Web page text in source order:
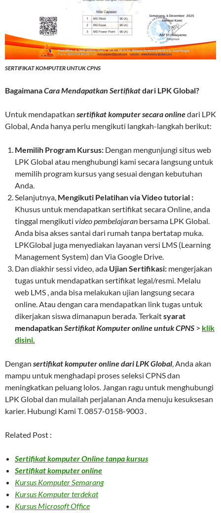
SERTIFIKAT KOMPUTER UNTUK CPNS
BagaimanaCara Mendapatkan Sertifikatdari LPK Global?
Untuk mendapatkan sertifikat komputer secara onlinedari LPK
Global, Anda hanya perlu mengikuti langkah-langkah berikut:
Memilih Program Kursus: Dengan mengunjungi situs web
LPK Global atau menghubungi kami secara langsung untuk
memilih program kursus yang sesuai dengan kebutuhan
Anda.
Selanjutnya, Mengikuti Pelatihan via Video tutorial :
Khusus untuk mendapatkan sertifikat secara Online, anda
tinggal mengikuti video pembelajaran bersama LPK Global.
Anda bisa akses santai dari rumah tanpa bertatap muka.
LPKGlobal juga menyediakan layanan versi LMS (Learning
Management System) dan Via Google Drive.
Dan diakhir sessi video, ada Ujian Sertifikasi: mengerjakan
tugas untuk mendapatkan sertifikat legal/resmi. Melalu
web LMS , anda bisa melakukan ujian langsung secara
online. Atau dengan cara mendapatkan link tugas untuk
dikerjakan siswa dimanapun berada. Terkaitsyarat
mendapatkanSertifikat Komputer online untuk CPNS > klik
disini.
Dengan sertifikat komputer online dari LPK Global, Anda akan
mampu untuk menghadapi proses seleksi CPNS dan
meningkatkan peluang lolos. Jangan ragu untuk menghubungi
LPK Global dan mulailah perjalanan Anda menuju kesuksesan
karier. Hubungi Kami T. 0857-0158-9003 .
Related Post :
Sertifikat komputer Online tanpa kursus
Sertifikat komputer online
Kursus Komputer Semarang
Kursus Komputer terdekat
Kursus Microsoft Office